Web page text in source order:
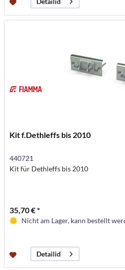
Kit f.Dethleffs bis 2010
440721
Kit für Dethleffs bis 2010
35,70 € *
Nicht am Lager, kann bestellt
Detailid